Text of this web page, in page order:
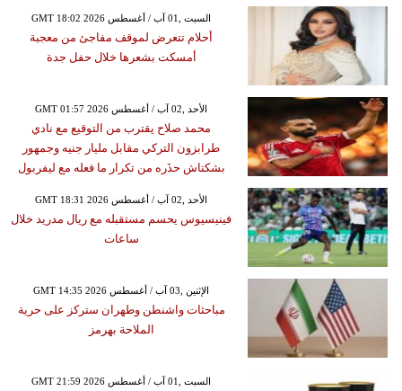
GMT 18:02 2026 السبت ,01 آب / أغسطس
أحلام تتعرض لموقف مفاجئ من معجبة
أمسكت بشعرها خلال حفل جدة
GMT 01:57 2026 الأحد ,02 آب / أغسطس
محمد صلاح يقترب من التوقيع مع نادي
طرابزون التركي مقابل مليار جنيه وجمهور
بشكتاش حذَره من تكرار ما فعله مع ليفربول
GMT 18:31 2026 الأحد ,02 آب / أغسطس
فينيسيوس يحسم مستقبله مع ريال مدريد خلال
ساعات
GMT 14:35 2026 الإثنين ,03 آب / أغسطس
مباحثات واشنطن وطهران ستركز على حرية
الملاحة بهرمز
GMT 21:59 2026 السبت ,01 آب / أغسطس